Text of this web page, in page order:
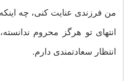
من فرزندى عنایت کنى، چه
انتهاى تو هرگز محروم
انتظار سعادتمندى دارم.